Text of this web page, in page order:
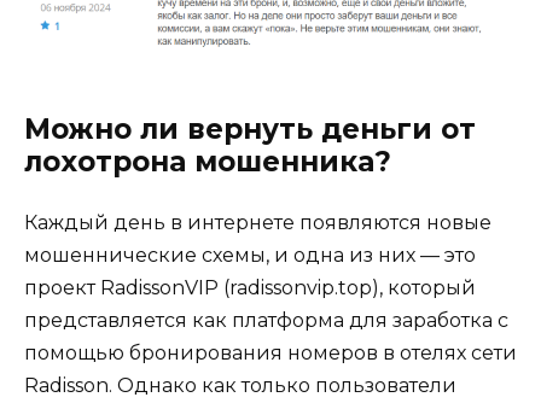
Можно ли вернуть деньги от
лохотрона мошенника?
Каждый день в интернете появляются новые
мошеннические схемы, и одна из них — это
проект RadissonVIP (radissonvip.top), который
представляется как платформа для заработка с
помощью бронирования номеров в отелях сети
Radisson. Однако как только пользователи